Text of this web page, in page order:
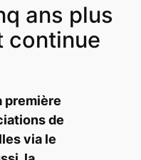
ans plus
continue
première
de
via le